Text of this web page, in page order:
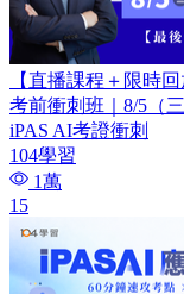
【直播課程＋限時
考前衝刺班｜8/5（
iPAS AI考證衝刺
104學習
1萬
15